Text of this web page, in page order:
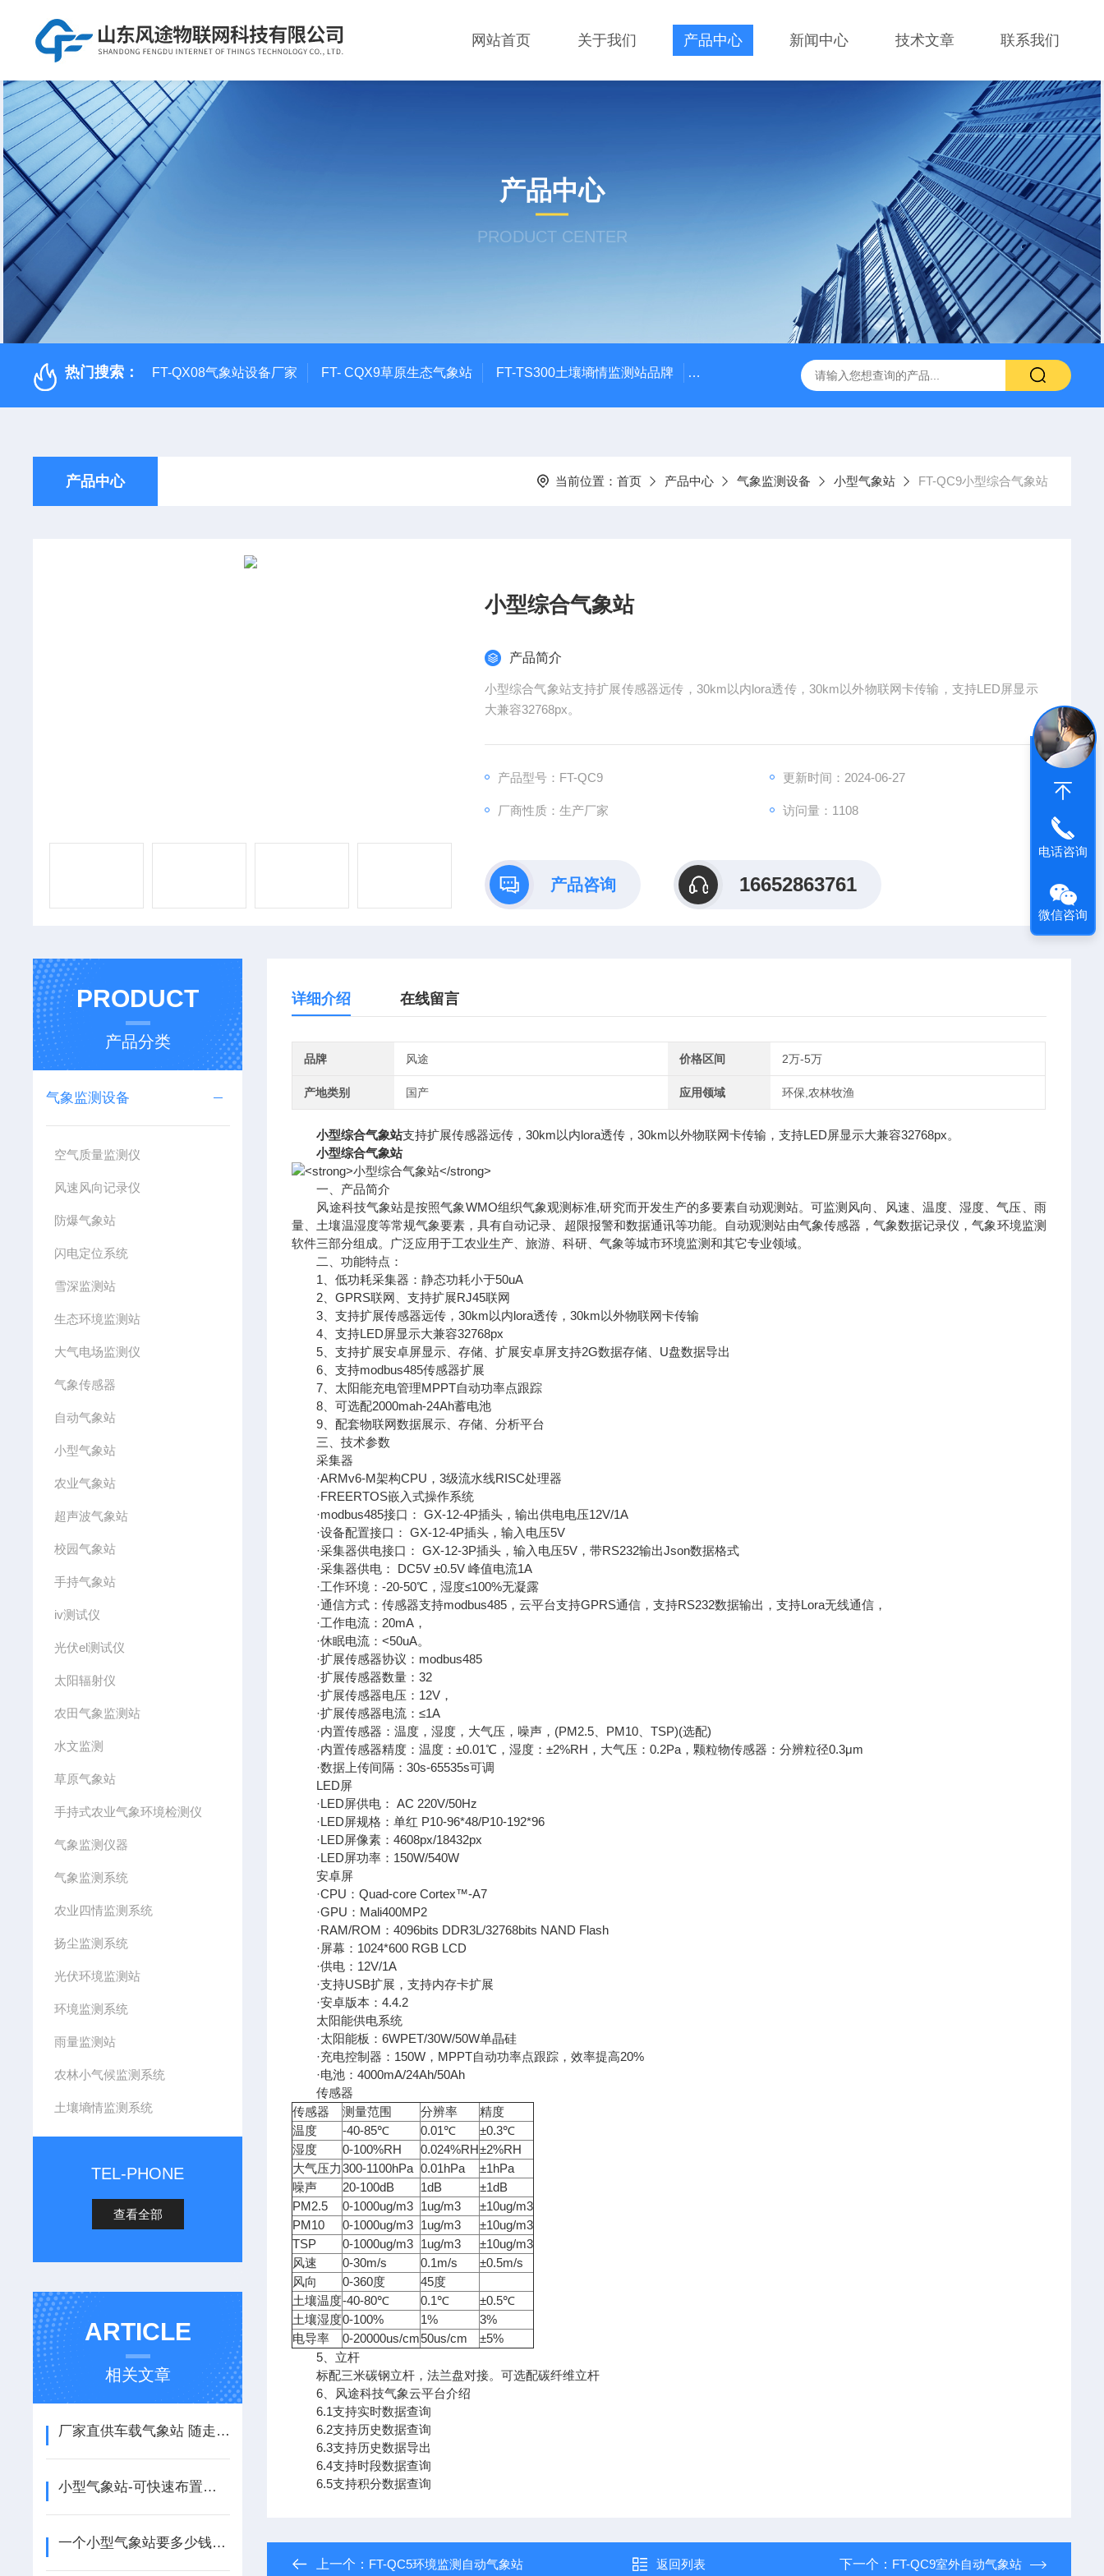
网站首页 关于我们 产品中心 新闻中心 技术文章 联系我们
产品中心
PRODUCT CENTER
热门搜索： FT-QX08气象站设备厂家 FT- CQX9草原生态气象站 FT-TS300土壤墒情监测站品牌 FT-YW10一体式超声波液位计 FT-ZDSQ无线土壤墒情监测仪厂家
产品中心 当前位置： 首页 产品中心 气象监测设备 小型气象站 FT-QC9小型综合气象站
小型综合气象站
产品简介
小型综合气象站支持扩展传感器远传，30km以内lora透传，30km以外物联网卡传输，支持LED屏显示
大兼容32768px。
产品型号：FT-QC9 更新时间：2024-06-27
厂商性质：生产厂家 访问量：1108
产品咨询 16652863761
PRODUCT
产品分类
气象监测设备
空气质量监测仪
风速风向记录仪
防爆气象站
闪电定位系统
雪深监测站
生态环境监测站
大气电场监测仪
气象传感器
自动气象站
小型气象站
农业气象站
超声波气象站
校园气象站
手持气象站
iv测试仪
光伏el测试仪
太阳辐射仪
农田气象监测站
水文监测
草原气象站
手持式农业气象环境检测仪
气象监测仪器
气象监测系统
农业四情监测系统
扬尘监测系统
光伏环境监测站
环境监测系统
雨量监测站
农林小气候监测系统
土壤墒情监测系统
TEL-PHONE
查看全部
ARTICLE
相关文章
厂家直供车载气象站 随走随测 移动应急气象实时监测
小型气象站-可快速布置使用的太阳能气象站@2025全+国+派+送
一个小型气象站要多少钱-风途报价实惠！
详细介绍 在线留言
品牌 风途 价格区间 2万-5万
产地类别 国产 应用领域 环保,农林牧渔
小型综合气象站支持扩展传感器远传，30km以内lora透传，30km以外物联网卡传输，支持LED屏显示大兼容32768px。
小型综合气象站
一、产品简介
风途科技气象站是按照气象WMO组织气象观测标准,研究而开发生产的多要素自动观测站。可监测风向、风速、温度、湿度、气压、雨
量、土壤温湿度等常规气象要素，具有自动记录、超限报警和数据通讯等功能。自动观测站由气象传感器，气象数据记录仪，气象环境监测
软件三部分组成。广泛应用于工农业生产、旅游、科研、气象等城市环境监测和其它专业领域。
二、功能特点：
1、低功耗采集器：静态功耗小于50uA
2、GPRS联网、支持扩展RJ45联网
3、支持扩展传感器远传，30km以内lora透传，30km以外物联网卡传输
4、支持LED屏显示大兼容32768px
5、支持扩展安卓屏显示、存储、扩展安卓屏支持2G数据存储、U盘数据导出
6、支持modbus485传感器扩展
7、太阳能充电管理MPPT自动功率点跟踪
8、可选配2000mah-24Ah蓄电池
9、配套物联网数据展示、存储、分析平台
三、技术参数
采集器
·ARMv6-M架构CPU，3级流水线RISC处理器
·FREERTOS嵌入式操作系统
·modbus485接口： GX-12-4P插头，输出供电电压12V/1A
·设备配置接口： GX-12-4P插头，输入电压5V
·采集器供电接口： GX-12-3P插头，输入电压5V，带RS232输出Json数据格式
·采集器供电： DC5V ±0.5V 峰值电流1A
·工作环境：-20-50℃，湿度≤100%无凝露
·通信方式：传感器支持modbus485，云平台支持GPRS通信，支持RS232数据输出，支持Lora无线通信，
·工作电流：20mA，
·休眠电流：<50uA。
·扩展传感器协议：modbus485
·扩展传感器数量：32
·扩展传感器电压：12V，
·扩展传感器电流：≤1A
·内置传感器：温度，湿度，大气压，噪声，(PM2.5、PM10、TSP)(选配)
·内置传感器精度：温度：±0.01℃，湿度：±2%RH，大气压：0.2Pa，颗粒物传感器：分辨粒径0.3μm
·数据上传间隔：30s-65535s可调
LED屏
·LED屏供电： AC 220V/50Hz
·LED屏规格：单红 P10-96*48/P10-192*96
·LED屏像素：4608px/18432px
·LED屏功率：150W/540W
安卓屏
·CPU：Quad-core Cortex™-A7
·GPU：Mali400MP2
·RAM/ROM：4096bits DDR3L/32768bits NAND Flash
·屏幕：1024*600 RGB LCD
·供电：12V/1A
·支持USB扩展，支持内存卡扩展
·安卓版本：4.4.2
太阳能供电系统
·太阳能板：6WPET/30W/50W单晶硅
·充电控制器：150W，MPPT自动功率点跟踪，效率提高20%
·电池：4000mA/24Ah/50Ah
传感器
传感器
测量范围 分辨率
精度
温度
-40-85℃ 0.01℃
±0.3℃
湿度
0-100%RH 0.024%RH±2%RH
大气压力300-1100hPa 0.01hPa
±1hPa
噪声
20-100dB 1dB
±1dB
PM2.5
0-1000ug/m3 1ug/m3
±10ug/m3
PM10
0-1000ug/m3 1ug/m3
±10ug/m3
TSP
0-1000ug/m3 1ug/m3
±10ug/m3
风速
0-30m/s 0.1m/s
±0.5m/s
风向
0-360度
45度
土壤温度-40-80℃ 0.1℃
±0.5℃
土壤湿度0-100% 1%
3%
电导率
0-20000us/cm50us/cm
±5%
5、立杆
标配三米碳钢立杆，法兰盘对接。可选配碳纤维立杆
6、风途科技气象云平台介绍
6.1支持实时数据查询
6.2支持历史数据查询
6.3支持历史数据导出
6.4支持时段数据查询
6.5支持积分数据查询
上一个： FT-QC5环境监测自动气象站 返回列表 下一个： FT-QC9室外自动气象站
电话咨询
微信咨询